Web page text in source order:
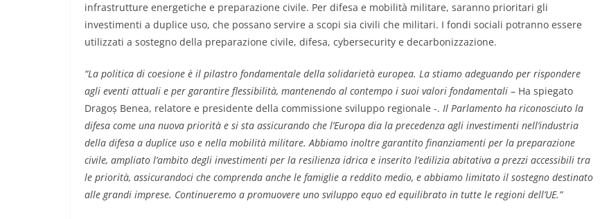
infrastrutture energetiche e preparazione civile. Per difesa e mobilità militare, saranno prioritari gli
investimenti a duplice uso, che possano servire a scopi sia civili che militari. I fondi sociali potranno essere
utilizzati a sostegno della preparazione civile, difesa, cybersecurity e decarbonizzazione.
“La politica di coesione è il pilastro fondamentale della solidarietà europea. La stiamo adeguando per rispondere
agli eventi attuali e per garantire flessibilità, mantenendo al contempo i suoi valori fondamentali – Ha spiegato
Dragoș Benea, relatore e presidente della commissione sviluppo regionale -. Il Parlamento ha riconosciuto la
difesa come una nuova priorità e si sta assicurando che l’Europa dia la precedenza agli investimenti nell’industria
della difesa a duplice uso e nella mobilità militare. Abbiamo inoltre garantito finanziamenti per la preparazione
civile, ampliato l’ambito degli investimenti per la resilienza idrica e inserito l’edilizia abitativa a prezzi accessibili tra
le priorità, assicurandoci che comprenda anche le famiglie a reddito medio, e abbiamo limitato il sostegno destinato
alle grandi imprese. Continueremo a promuovere uno sviluppo equo ed equilibrato in tutte le regioni dell’UE.”